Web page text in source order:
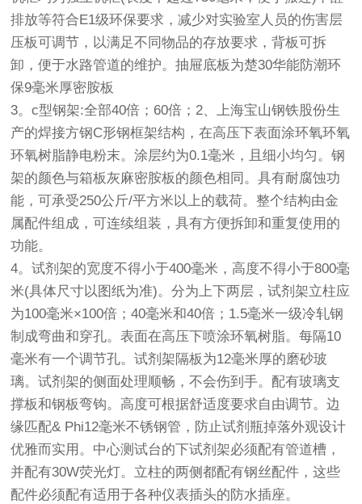
排放等符合E1级环保要求，减少对实验室人员的伤害层
压板可调节，以满足不同物品的存放要求，背板可拆
卸，便于水路管道的维护。抽屉底板为楚30华能防潮环
保9毫米厚密胺板
3。c型钢架:全部40倍；60倍；2、上海宝山钢铁股份生
产的焊接方钢C形钢框架结构，在高压下表面涂环氧环氧
环氧树脂静电粉末。涂层约为0.1毫米，且细小均匀。钢
架的颜色与箱板灰麻密胺板的颜色相同。具有耐腐蚀功
能，可承受250公斤/平方米以上的载荷。整个结构由金
属配件组成，可连续组装，具有方便拆卸和重复使用的
功能。
4。试剂架的宽度不得小于400毫米，高度不得小于800毫
米(具体尺寸以图纸为准)。分为上下两层，试剂架立柱应
为100毫米×100倍；40毫米和40倍；1.5毫米一级冷轧钢
制成弯曲和穿孔。表面在高压下喷涂环氧树脂。每隔10
毫米有一个调节孔。试剂架隔板为12毫米厚的磨砂玻
璃。试剂架的侧面处理顺畅，不会伤到手。配有玻璃支
撑板和钢板弯钩。高度可根据舒适度要求自由调节。边
缘匹配& Phi12毫米不锈钢管，防止试剂瓶掉落外观设计
优雅而实用。中心测试台的下试剂架必须配有管道槽，
并配有30W荧光灯。立柱的两侧都配有钢丝配件，这些
配件必须配有适用于各种仪表插头的防水插座。